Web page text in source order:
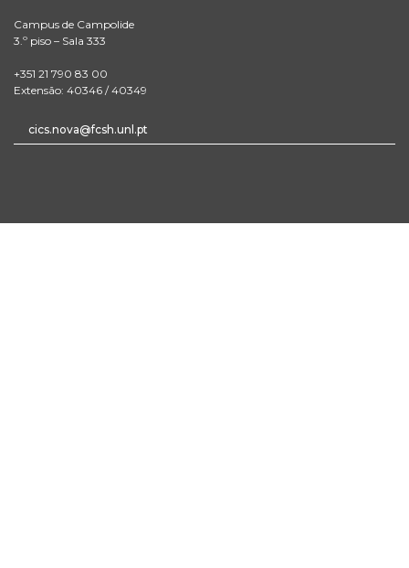
Campus de Campolide
3.º piso – Sala 333
+351 21 790 83 00
Extensão: 40346 / 40349
cics.nova@fcsh.unl.pt